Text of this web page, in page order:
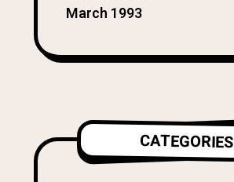
March 1993
CATEGORIES